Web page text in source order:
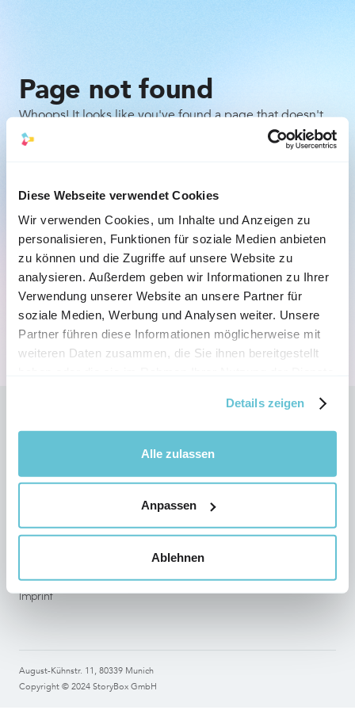
Diese Webseite verwendet Cookies
Wir verwenden Cookies, um Inhalte und Anzeigen zu
personalisieren, Funktionen für soziale Medien anbieten
zu können und die Zugriffe auf unsere Website zu
analysieren. Außerdem geben wir Informationen zu Ihrer
Verwendung unserer Website an unsere Partner für
soziale Medien, Werbung und Analysen weiter. Unsere
Partner führen diese Informationen möglicherweise mit
weiteren Daten zusammen, die Sie ihnen bereitgestellt
Details zeigen
Alle zulassen
Anpassen
Ablehnen
Page not found
Whoops! It looks like you've found a page that doesn't
exist. Don't worry, it happens to the best of us. Here are
Check the URL for any typos or mistakes.
Go back to the previous page and try to navigate
to the desired content from there.
Back to the homepage
Legal
Imprint
Copyright © 2024 StoryBox GmbH
August-Kühnstr. 11, 80339 Munich